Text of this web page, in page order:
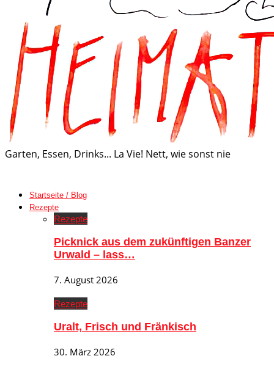
Garten, Essen, Drinks... La Vie! Nett, wie sonst nie
Startseite / Blog
Rezepte
Rezepte
Picknick aus dem zukünftigen Banzer
Urwald – lass…
7. August 2026
Rezepte
Uralt, Frisch und Fränkisch
30. März 2026